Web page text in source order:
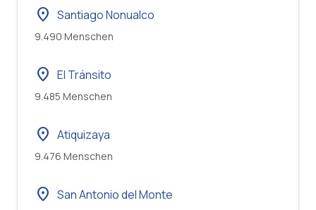
location_on Santiago Nonualco
9.490 Menschen
location_on El Tránsito
9.485 Menschen
location_on Atiquizaya
9.476 Menschen
location_on San Antonio del Monte